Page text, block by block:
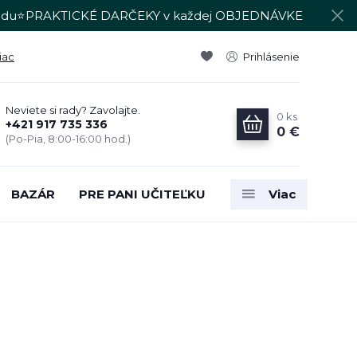
DARČEKY v každej OBJEDNÁVKE
Prihlásenie
Neviete si rady? Zavolajte.
+421 917 735 336
(Po-Pia, 8:00-16:00 hod.)
0 ks
0 €
BAZÁR PRE PANI UČITEĽKU Viac